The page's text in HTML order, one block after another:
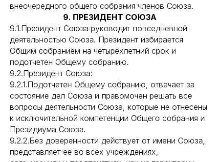
внеочередного общего собрания членов Союза.
9. ПРЕЗИДЕНТ СОЮЗА
9.1.Президент Союза руководит повседневной
деятельностью Союза. Президент избирается
Общим собранием на четырехлетний срок и
подотчетен Общему собранию.
9.2.Президент Союза:
9.2.1.Подотчетен Общему собранию, отвечает за
состояние дел Союза и правомочен решать все
вопросы деятельности Союза, которые не отнесены
к исключительной компетенции Общего собрания и
Президиума Союза.
9.2.2.Без доверенности действует от имени Союза,
представляет ее во всех учреждениях,